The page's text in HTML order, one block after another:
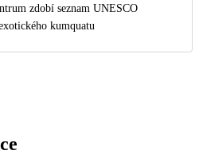
zdobí seznam UNESCO
kumquatu